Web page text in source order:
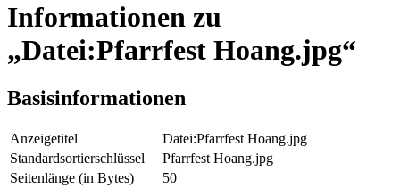
Informationen zu
„Datei:Pfarrfest Hoang.jpg“
Basisinformationen
Anzeigetitel
Datei:Pfarrfest Hoang.jpg
Standardsortierschlüssel
Pfarrfest Hoang.jpg
Seitenlänge (in Bytes)
50